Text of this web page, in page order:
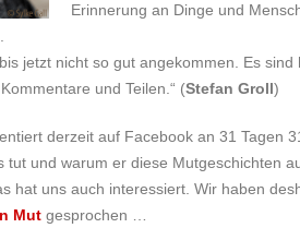
Erinnerung an Dinge und
jetzt nicht so gut angekommen. Es sind
und Teilen.“ (Stefan Groll)
derzeit auf Facebook an 31 Tagen
tut und warum er diese Mutgeschichten
hat uns auch interessiert. Wir haben
Mut gesprochen …